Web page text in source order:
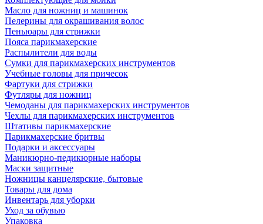
Масло для ножниц и машинок
Пелерины для окрашивания волос
Пеньюары для стрижки
Пояса парикмахерские
Распылители для воды
Сумки для парикмахерских инструментов
Учебные головы для причесок
Фартуки для стрижки
Футляры для ножниц
Чемоданы для парикмахерских инструментов
Чехлы для парикмахерских инструментов
Штативы парикмахерские
Парикмахерские бритвы
Подарки и аксессуары
Маникюрно-педикюрные наборы
Маски защитные
Ножницы канцелярские, бытовые
Товары для дома
Инвентарь для уборки
Уход за обувью
Упаковка